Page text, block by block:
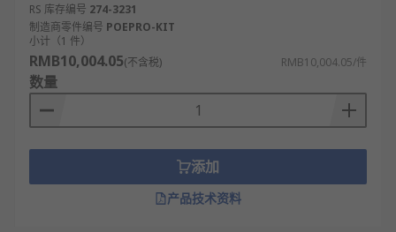
RS 库存编号 274-3231
制造商零件编号 POEPRO-KIT
小计（1 件）
RMB10,004.05(不含税) RMB10,004.05/件
数量
添加
产品技术资料